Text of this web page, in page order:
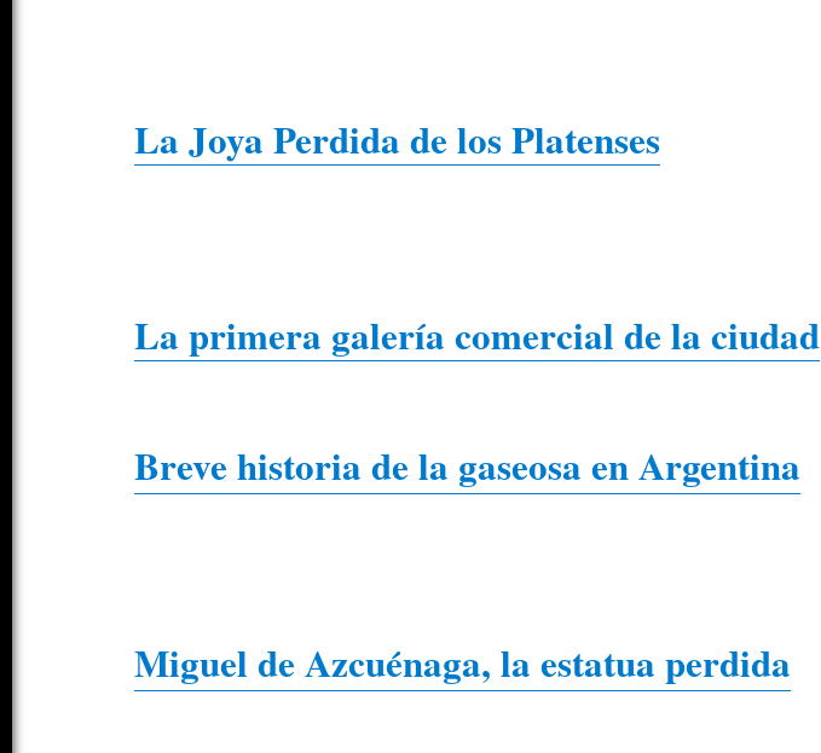
La Joya Perdida de los Platenses
La primera galería comercial de la ciudad
Breve historia de la gaseosa en Argentina
Miguel de Azcuénaga, la estatua perdida